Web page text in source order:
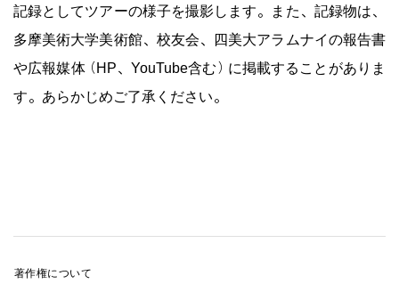
記録としてツアーの様子を撮影します。また、記録物は、
多摩美術大学美術館、校友会、四美大アラムナイの報告書
や広報媒体（HP、YouTube含む）に掲載することがありま
す。あらかじめご了承ください。
著作権について